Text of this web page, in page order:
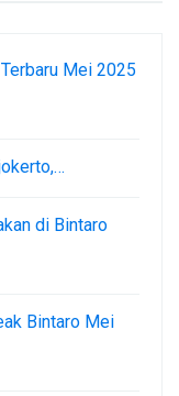
Mei 2025
di Bintaro
Bintaro Mei